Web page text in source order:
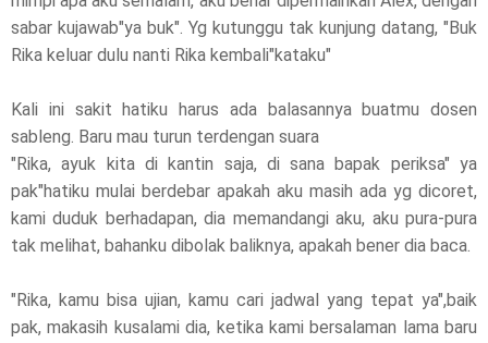
sabar kujawab"ya buk". Yg kutunggu tak kunjung datang, "Buk
Rika keluar dulu nanti Rika kembali"kataku"
Kali ini sakit hatiku harus ada balasannya buatmu dosen
sableng. Baru mau turun terdengan suara
"Rika, ayuk kita di kantin saja, di sana bapak periksa" ya
pak"hatiku mulai berdebar apakah aku masih ada yg dicoret,
kami duduk berhadapan, dia memandangi aku, aku pura-pura
tak melihat, bahanku dibolak baliknya, apakah bener dia baca.
"Rika, kamu bisa ujian, kamu cari jadwal yang tepat ya",baik
pak, makasih kusalami dia, ketika kami bersalaman lama baru